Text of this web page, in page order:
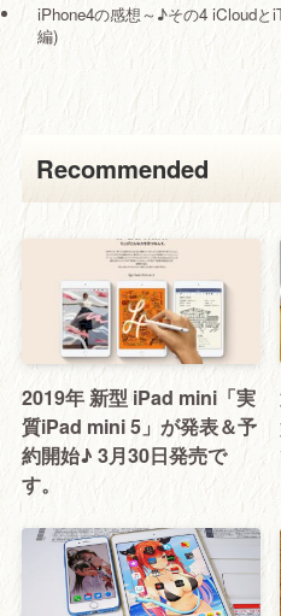
iPhone4の感想～♪その4 iCloudと
編)
Recommended
2019年 新型 iPad mini「実
質iPad mini 5」が発表＆予
約開始♪ 3月30日発売で
す。